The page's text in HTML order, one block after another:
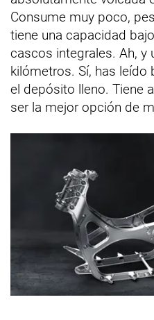
Consume muy poco,
tiene una capacidad
cascos integrales. Ah, y
kilómetros. Sí, has
el depósito lleno. Tiene
ser la mejor opción de